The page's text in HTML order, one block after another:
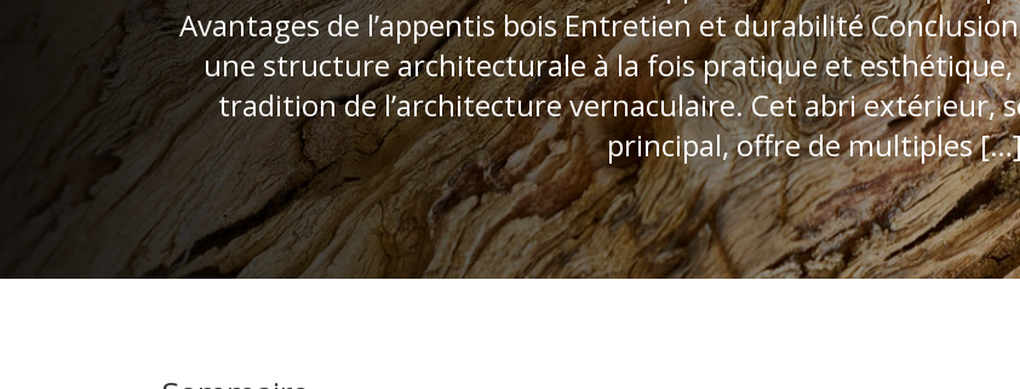
Avantages de l’appentis bois Entretien et durabilité
une structure architecturale à la fois pratique et esthétique,
tradition de l’architecture vernaculaire. Cet abri extérieur,
principal, offre de multiples